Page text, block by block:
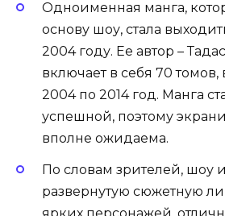
Одноименная манга,
основу шоу, стала
2004 году. Ее автор –
включает в себя 70
2004 по 2014 год. Манга
успешной, поэтому
вполне ожидаема.
По словам зрителей, шоу
развернутую сюжетную
ярких персонажей,